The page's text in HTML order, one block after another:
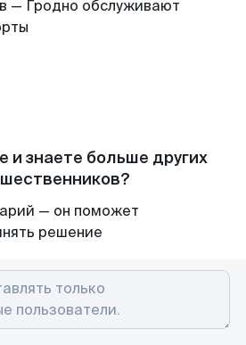
— Гродно обслуживают
и знаете больше других
— он поможет
решение